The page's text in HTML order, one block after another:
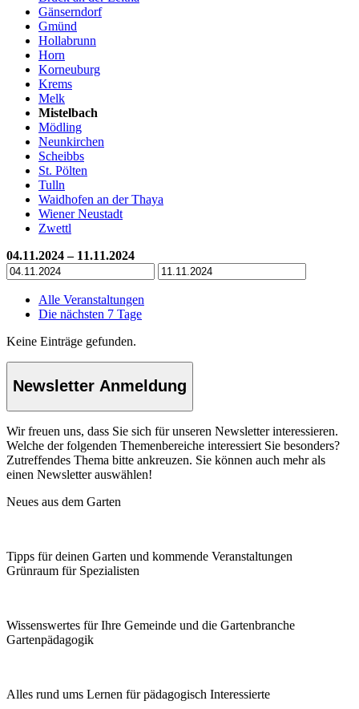
Gänserndorf
Gmünd
Hollabrunn
Horn
Korneuburg
Krems
Melk
Mistelbach
Mödling
Neunkirchen
Scheibbs
St. Pölten
Tulln
Waidhofen an der Thaya
Wiener Neustadt
Zwettl
04.11.2024 – 11.11.2024
Alle Veranstaltungen
Die nächsten 7 Tage
Keine Einträge gefunden.
Newsletter Anmeldung
Wir freuen uns, dass Sie sich für unseren Newsletter interessieren.
Welche der folgenden Themenbereiche interessiert Sie besonders?
Zutreffendes Thema bitte ankreuzen. Sie können auch mehr als
einen Newsletter auswählen!
Neues aus dem Garten
Tipps für deinen Garten und kommende Veranstaltungen
Grünraum für Spezialisten
Wissenswertes für Ihre Gemeinde und die Gartenbranche
Garten­pädagogik
Alles rund ums Lernen für pädagogisch Interessierte